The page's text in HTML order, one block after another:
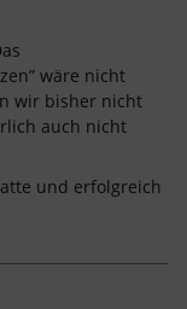
wäre nicht
wir bisher nicht
auch nicht
und erfolgreich